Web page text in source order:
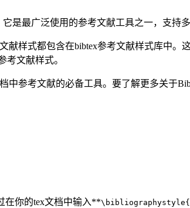
是最广泛使用的参考文献工具之一，支持
样式都包含在bibtex参考文献样式库中。
考文献样式。
参考文献的必备工具。要了解更多关于
在你的tex文档中输入**